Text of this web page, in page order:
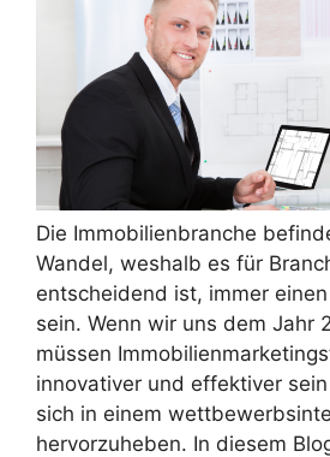
Die Immobilienbranche
Wandel, weshalb es für
entscheidend ist, immer
sein. Wenn wir uns dem Jahr
müssen
innovativer und effektiver
sich in einem
hervorzuheben. In diesem